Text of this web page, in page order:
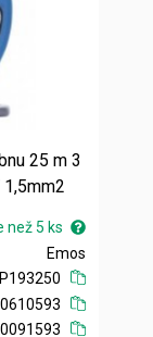
25 m 3
než 5 ks
Emos
P193250